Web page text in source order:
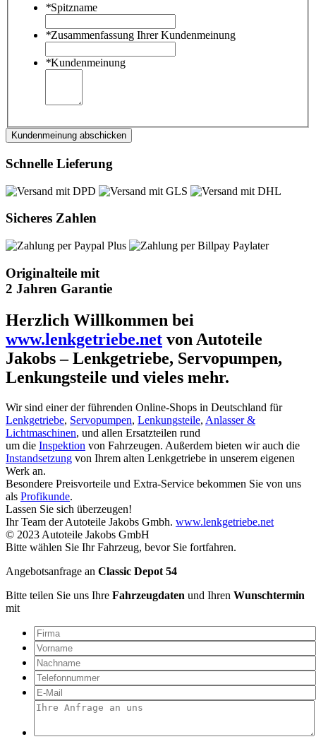
*Spitzname
*Zusammenfassung Ihrer Kundenmeinung
*Kundenmeinung
Kundenmeinung abschicken
Schnelle Lieferung
Sicheres Zahlen
Originalteile mit
2 Jahren Garantie
Herzlich Willkommen bei
www.lenkgetriebe.net von Autoteile
Jakobs – Lenkgetriebe, Servopumpen,
Lenkungsteile und vieles mehr.
Wir sind einer der führenden Online-Shops in Deutschland für
Lenkgetriebe, Servopumpen, Lenkungsteile, Anlasser &
Lichtmaschinen, und allen Ersatzteilen rund
um die Inspektion von Fahrzeugen. Außerdem bieten wir auch die
Instandsetzung von Ihrem alten Lenkgetriebe in unserem eigenen
Werk an.
Besondere Preisvorteile und Extra-Service bekommen Sie von uns
als Profikunde.
Lassen Sie sich überzeugen!
Ihr Team der Autoteile Jakobs Gmbh. www.lenkgetriebe.net
© 2023 Autoteile Jakobs GmbH
Bitte wählen Sie Ihr Fahrzeug, bevor Sie fortfahren.
Angebotsanfrage an Classic Depot 54
Bitte teilen Sie uns Ihre Fahrzeugdaten und Ihren Wunschtermin
mit